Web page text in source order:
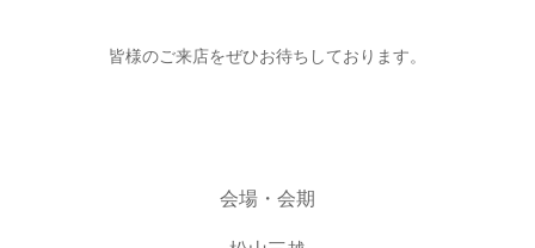
皆様のご来店をぜひお待ちしております。
会場・会期